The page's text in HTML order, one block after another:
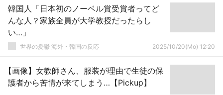
韓国人「日本初のノーベル賞受賞者ってど
んな人？家族全員が大学教授だったらし
い…」
世界の憂鬱 海外・韓国の反応 2025/10/20(Mo) 12:20
【画像】女教師さん、服装が理由で生徒の保
護者から苦情が来てしまう…【Pickup】